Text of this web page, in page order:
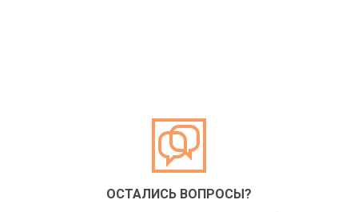
ОСТАЛИСЬ ВОПРОСЫ?